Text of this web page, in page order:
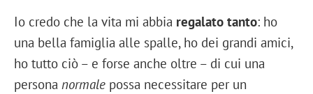
Io credo che la vita mi abbia regalato tanto: ho
una bella famiglia alle spalle, ho dei grandi amici,
ho tutto ciò – e forse anche oltre – di cui una
persona normale possa necessitare per un